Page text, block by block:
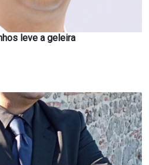
leve a geleira